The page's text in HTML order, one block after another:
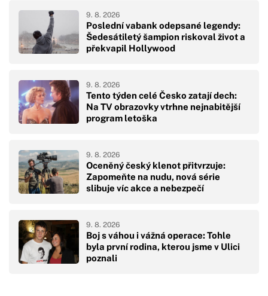
Poslední vabank odepsané legendy:
Šedesátiletý šampion riskoval život a
překvapil Hollywood
9. 8. 2026
Tento týden celé Česko zatají dech:
Na TV obrazovky vtrhne nejnabitější
program letoška
9. 8. 2026
Oceněný český klenot přitvrzuje:
Zapomeňte na nudu, nová série
slibuje víc akce a nebezpečí
9. 8. 2026
Boj s váhou i vážná operace: Tohle
byla první rodina, kterou jsme v Ulici
poznali
9. 8. 2026